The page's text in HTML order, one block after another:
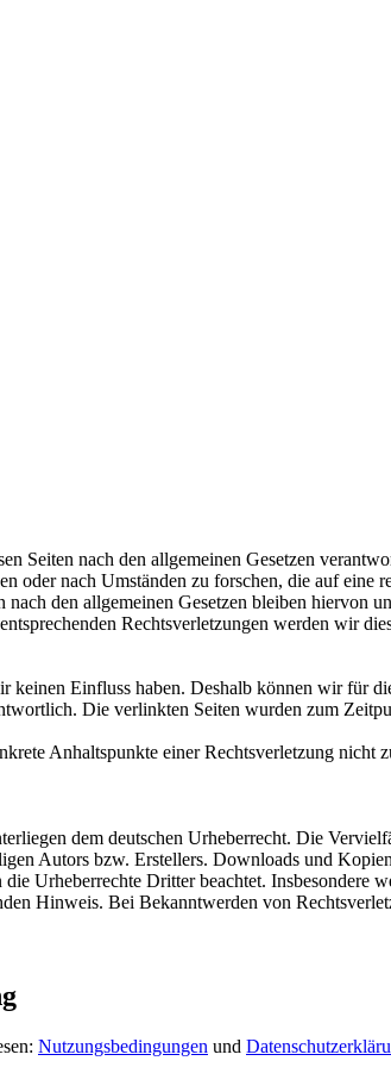
Seiten nach den allgemeinen Gesetzen
oder nach Umständen zu forschen, die auf eine
den allgemeinen Gesetzen bleiben hiervon
Rechtsverletzungen werden wir
Einfluss haben. Deshalb können wir für
Die verlinkten Seiten wurden zum
Anhaltspunkte einer Rechtsverletzung
dem deutschen Urheberrecht. Die
Autors bzw. Erstellers. Downloads und
Urheberrechte Dritter beachtet. Insbesondere
Hinweis. Bei Bekanntwerden von
Nutzungsbedingungen und